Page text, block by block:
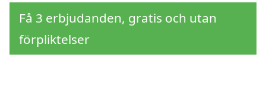
Få 3 erbjudanden, gratis och utan
förpliktelser